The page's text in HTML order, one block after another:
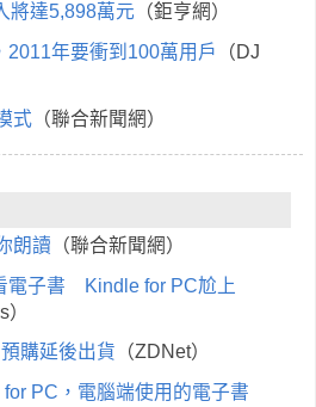
將達5,898萬元 （鉅亨網）
2011年要衝到100萬用戶 （DJ
式（聯合新聞網）
朗讀 （聯合新聞網）
電子書 Kindle for PC尬上
購延後出貨 （ZDNet）
PC，電腦端使用的電子書